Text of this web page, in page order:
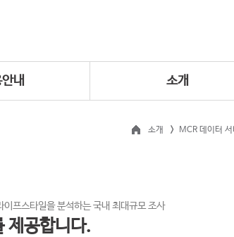
내 소개
소개 MCR 데이터 서
프스타일을 분석하는 국내 최대규모 조사
제공합니다.